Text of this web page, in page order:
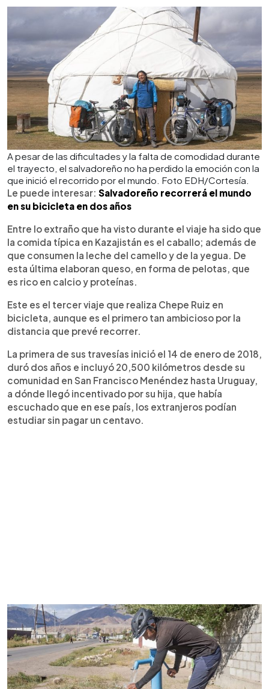
A pesar de las dificultades y la falta de comodidad durante
el trayecto, el salvadoreño no ha perdido la emoción con la
que inició el recorrido por el mundo. Foto EDH/Cortesía.
Le puede interesar: Salvadoreño recorrerá el mundo
en su bicicleta en dos años
Entre lo extraño que ha visto durante el viaje ha sido que
la comida típica en Kazajistán es el caballo; además de
que consumen la leche del camello y de la yegua. De
esta última elaboran queso, en forma de pelotas, que
es rico en calcio y proteínas.
Este es el tercer viaje que realiza Chepe Ruiz en
bicicleta, aunque es el primero tan ambicioso por la
distancia que prevé recorrer.
La primera de sus travesías inició el 14 de enero de 2018,
duró dos años e incluyó 20,500 kilómetros desde su
comunidad en San Francisco Menéndez hasta Uruguay,
a dónde llegó incentivado por su hija, que había
escuchado que en ese país, los extranjeros podían
estudiar sin pagar un centavo.